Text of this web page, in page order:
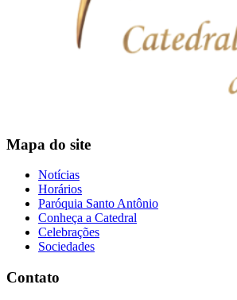
Mapa do site
Notícias
Horários
Paróquia Santo Antônio
Conheça a Catedral
Celebrações
Sociedades
Contato